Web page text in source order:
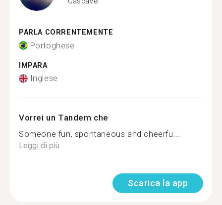
PARLA CORRENTEMENTE
Portoghese
IMPARA
Inglese
Vorrei un Tandem che
Someone fun, spontaneous and cheerfu...
Leggi di più
Scarica la app